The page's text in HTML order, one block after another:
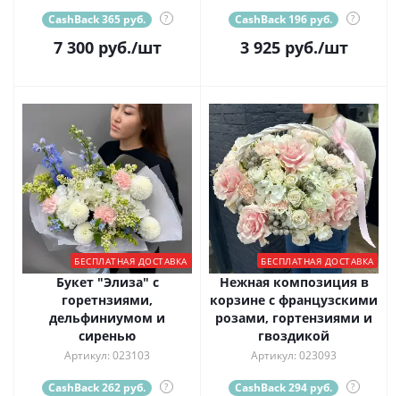
CashBack 365 руб. ?
7 300руб./шт
CashBack 196 руб. ?
3 925руб./шт
БЕСПЛАТНАЯ ДОСТАВКА
Букет "Элиза" с
горетнзиями,
дельфиниумом и
сиренью
Артикул: 023103
CashBack 262 руб. ?
БЕСПЛАТНАЯ ДОСТАВКА
Нежная композиция в
корзине с французскими
розами, гортензиями и
гвоздикой
Артикул: 023093
CashBack 294 руб. ?